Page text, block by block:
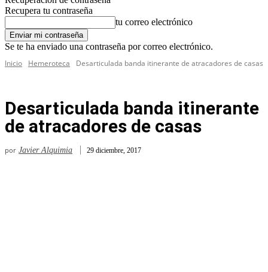
Recupera tu contraseña
tu correo electrónico
Se te ha enviado una contraseña por correo electrónico.
Inicio
Hemeroteca Desarticulada banda itinerante de atracadores de casas
Desarticulada banda itinerante
de atracadores de casas
por Javier Alquimia 29 diciembre, 2017